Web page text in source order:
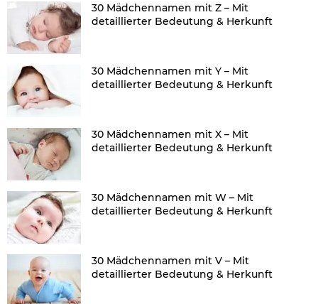
30 Mädchennamen mit Z – Mit
detaillierter Bedeutung & Herkunft
30 Mädchennamen mit Y – Mit
detaillierter Bedeutung & Herkunft
30 Mädchennamen mit X – Mit
detaillierter Bedeutung & Herkunft
30 Mädchennamen mit W – Mit
detaillierter Bedeutung & Herkunft
30 Mädchennamen mit V – Mit
detaillierter Bedeutung & Herkunft